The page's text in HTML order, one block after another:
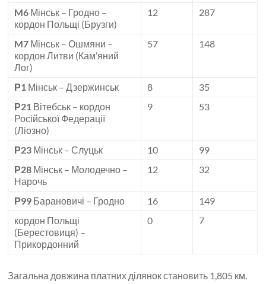
M6 Мінськ – Гродно –
кордон Польщі (Брузги)
12 287
M7 Мінськ – Ошмяни –
кордон Литви (Кам’яний
Лог)
57 148
Р1 Мінськ – Дзержинськ 8
35
Р21 Вітебськ – кордон
Російської Федерації
(Ліозно)
9 53
Р23 Мінськ – Слуцьк 10
99
Р28 Мінськ – Молодечно –
Нарочь
12 32
Р99 Барановичі – Гродно 16
149
кордон Польщі
(Берестовиця) –
Прикордонний
0 7
Загальна довжина платних ділянок становить 1,805 км.